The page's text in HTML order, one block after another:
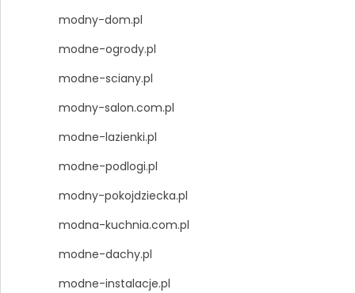
modny-dom.pl
modne-ogrody.pl
modne-sciany.pl
modny-salon.com.pl
modne-lazienki.pl
modne-podlogi.pl
modny-pokojdziecka.pl
modna-kuchnia.com.pl
modne-dachy.pl
modne-instalacje.pl